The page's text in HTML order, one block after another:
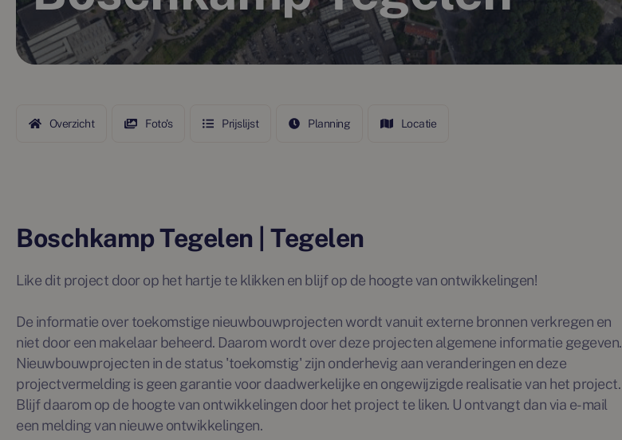
Overzicht Foto's Prijslijst Planning Locatie
Boschkamp Tegelen | Tegelen
Like dit project door op het hartje te klikken en blijf op de hoogte van ontwikkelingen!
De informatie over toekomstige nieuwbouwprojecten wordt vanuit externe bronnen verkregen en
niet door een makelaar beheerd. Daarom wordt over deze projecten algemene informatie gegeven.
Nieuwbouwprojecten in de status 'toekomstig' zijn onderhevig aan veranderingen en deze
projectvermelding is geen garantie voor daadwerkelijke en ongewijzigde realisatie van het project.
Blijf daarom op de hoogte van ontwikkelingen door het project te liken. U ontvangt dan via e-mail
een melding van nieuwe ontwikkelingen.